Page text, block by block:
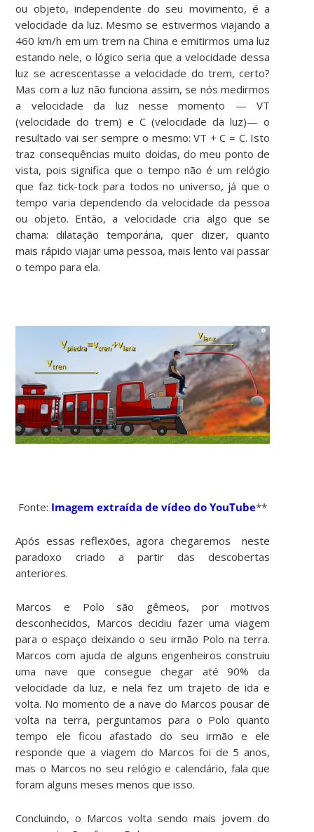
ou objeto, independente do seu movimento, é a
velocidade da luz. Mesmo se estivermos viajando a
460 km/h em um trem na China e emitirmos uma luz
estando nele, o lógico seria que a velocidade dessa
luz se acrescentasse a velocidade do trem, certo?
Mas com a luz não funciona assim, se nós medirmos
a velocidade da luz nesse momento — VT
(velocidade do trem) e C (velocidade da luz)— o
resultado vai ser sempre o mesmo: VT + C = C. Isto
traz consequências muito doidas, do meu ponto de
vista, pois significa que o tempo não é um relógio
que faz tick-tock para todos no universo, já que o
tempo varia dependendo da velocidade da pessoa
ou objeto. Então, a velocidade cria algo que se
chama: dilatação temporária, quer dizer, quanto
mais rápido viajar uma pessoa, mais lento vai passar
o tempo para ela.
Fonte: Imagem extraída de vídeo do YouTube**
Após essas reflexões, agora chegaremos neste
paradoxo criado a partir das descobertas
anteriores.
Marcos e Polo são gêmeos, por motivos
desconhecidos, Marcos decidiu fazer uma viagem
para o espaço deixando o seu irmão Polo na terra.
Marcos com ajuda de alguns engenheiros construiu
uma nave que consegue chegar até 90% da
velocidade da luz, e nela fez um trajeto de ida e
volta. No momento de a nave do Marcos pousar de
volta na terra, perguntamos para o Polo quanto
tempo ele ficou afastado do seu irmão e ele
responde que a viagem do Marcos foi de 5 anos,
mas o Marcos no seu relógio e calendário, fala que
foram alguns meses menos que isso.
Concluindo, o Marcos volta sendo mais jovem do